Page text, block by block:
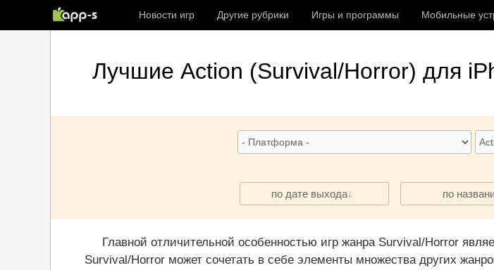
Новости игр Другие рубрики Игры и программы Мобильные
Лучшие Action (Survival/Horror) для
по дате выхода · по
Главной отличительной особенностью игр жанра Survival/Horror
Survival/Horror может сочетать в себе элементы множества других